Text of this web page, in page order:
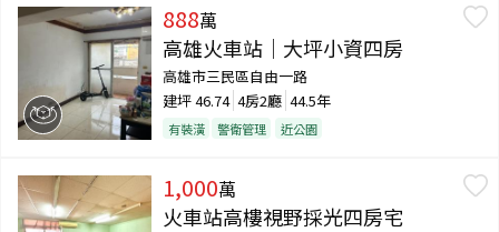
888萬
高雄火車站｜大坪小資四房
高雄市三民區自由一路
建坪46.74 4房2廳 44.5年
有裝潢 警衛管理 近公園
1,000萬
火車站高樓視野採光四房宅